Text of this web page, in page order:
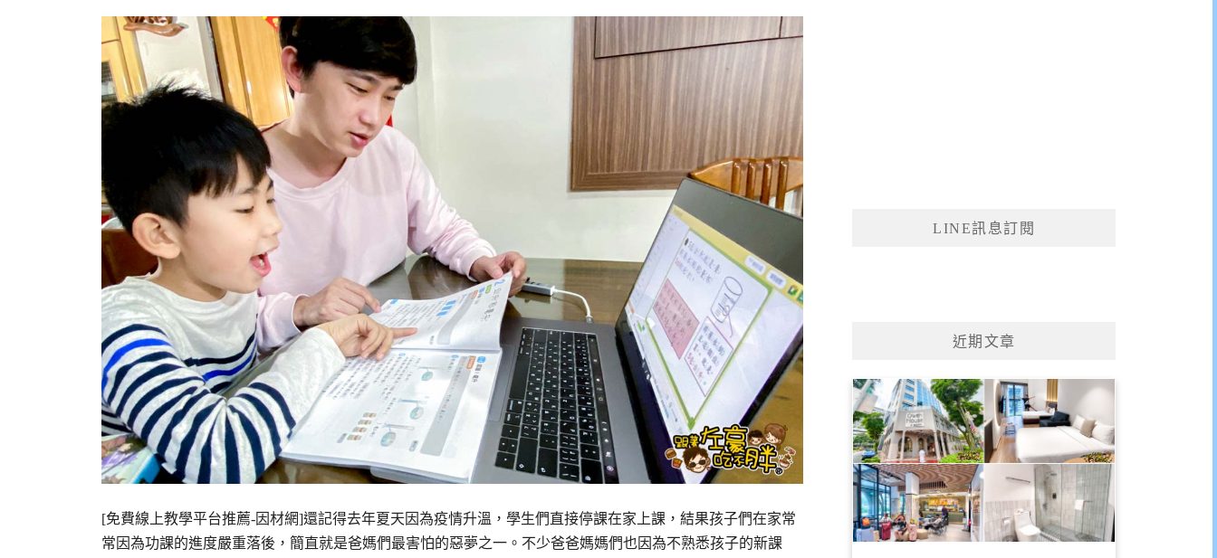
[免費線上教學平台推薦-因材網]還記得去年夏天因為疫情升溫，學生們直接停課在家上課，結果孩子們在家常
常因為功課的進度嚴重落後，簡直就是爸媽們最害怕的惡夢之一。不少爸爸媽媽們也因為不熟悉孩子的新課
LINE訊息訂閱
近期文章